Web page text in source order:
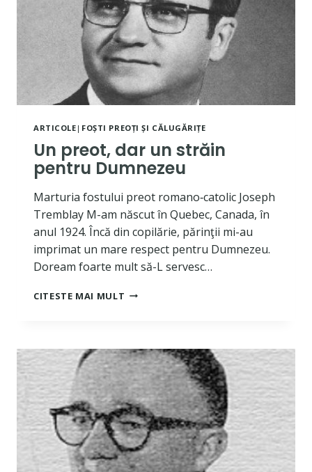
ARTICOLE | FOȘTI PREOȚI ȘI CĂLUGĂRIȚE
Un preot, dar un străin
pentru Dumnezeu
Marturia fostului preot romano‐catolic Joseph
Tremblay M-am născut în Quebec, Canada, în
anul 1924. Încă din copilărie, părinţii mi-au
imprimat un mare respect pentru Dumnezeu.
Doream foarte mult să-L servesc…
CITESTE MAI MULT UN
STRĂIN
PENTRU
DUMNEZEU